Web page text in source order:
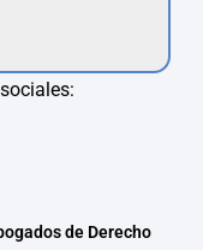
de Derecho